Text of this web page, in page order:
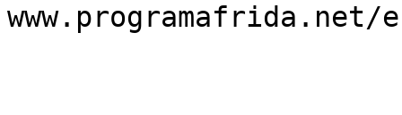
www.programafrida.net/